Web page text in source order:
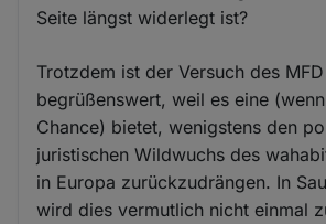
Seite längst widerlegt ist?
Trotzdem ist der Versuch des
begrüßenswert, weil es eine
Chance) bietet, wenigstens den
juristischen Wildwuchs des
in Europa zurückzudrängen. In
wird dies vermutlich nicht einmal